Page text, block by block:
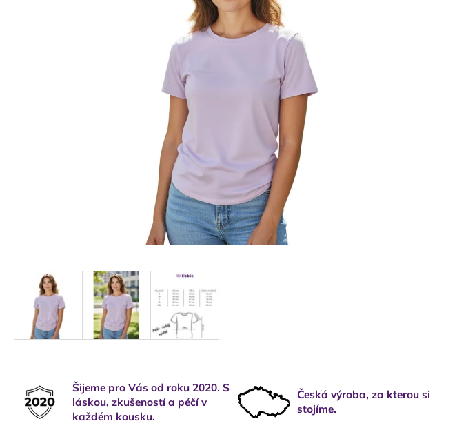
Šijeme pro Vás od roku 2020. S
láskou, zkušeností a péčí v
každém kousku.
Česká výroba, za kterou si
stojíme.